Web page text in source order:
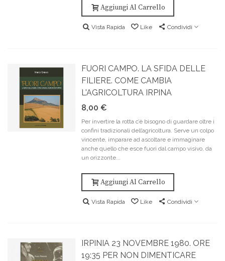
Aggiungi Al Carrello
Vista Rapida Like Condividi
FUORI CAMPO. LA SFIDA DELLE
FILIERE. COME CAMBIA
L'AGRICOLTURA IRPINA
8,00 €
Per invertire la rotta c’è bisogno di guardare oltre i
confini tradizionali dell’agricoltura. Serve un colpo
vincente, imparare ad ascoltare e immaginare
anche quello che esce fuori dal campo visivo, da
un orizzonte...
Aggiungi Al Carrello
Vista Rapida Like Condividi
IRPINIA 23 NOVEMBRE 1980. ORE
19:35 PER NON DIMENTICARE